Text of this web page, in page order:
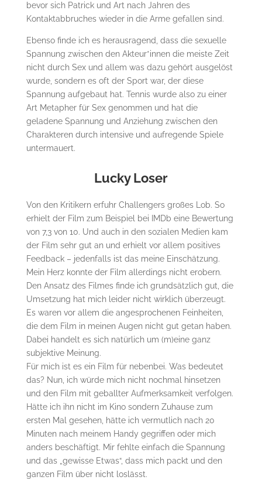
bevor sich Patrick und Art nach Jahren des
Kontaktabbruches wieder in die Arme gefallen sind.
Ebenso finde ich es herausragend, dass die sexuelle
Spannung zwischen den Akteur*innen die meiste Zeit
nicht durch Sex und allem was dazu gehört ausgelöst
wurde, sondern es oft der Sport war, der diese
Spannung aufgebaut hat. Tennis wurde also zu einer
Art Metapher für Sex genommen und hat die
geladene Spannung und Anziehung zwischen den
Charakteren durch intensive und aufregende Spiele
untermauert.
Lucky Loser
Von den Kritikern erfuhr Challengers großes Lob. So
erhielt der Film zum Beispiel bei IMDb eine Bewertung
von 7,3 von 10. Und auch in den sozialen Medien kam
der Film sehr gut an und erhielt vor allem positives
Feedback – jedenfalls ist das meine Einschätzung.
Mein Herz konnte der Film allerdings nicht erobern.
Den Ansatz des Filmes finde ich grundsätzlich gut, die
Umsetzung hat mich leider nicht wirklich überzeugt.
Es waren vor allem die angesprochenen Feinheiten,
die dem Film in meinen Augen nicht gut getan haben.
Dabei handelt es sich natürlich um (m)eine ganz
subjektive Meinung.
Für mich ist es ein Film für nebenbei. Was bedeutet
das? Nun, ich würde mich nicht nochmal hinsetzen
und den Film mit geballter Aufmerksamkeit verfolgen.
Hätte ich ihn nicht im Kino sondern Zuhause zum
ersten Mal gesehen, hätte ich vermutlich nach 20
Minuten nach meinem Handy gegriffen oder mich
anders beschäftigt. Mir fehlte einfach die Spannung
und das „gewisse Etwas“, dass mich packt und den
ganzen Film über nicht loslässt.